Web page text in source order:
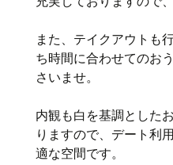
また、テイクアウトも
ち時間に合わせてのお
さいませ。
内観も白を基調とした
りますので、デート利
適な空間です。